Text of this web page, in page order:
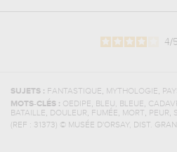
4/5
SUJETS : FANTASTIQUE, MYTHOLOGIE,
MOTS-CLÉS : OEDIPE, BLEU, BLEUE,
BATAILLE, DOULEUR, FUMÉE, MORT, PEUR,
(REF : 31373) © MUSÉE D'ORSAY, DIST.